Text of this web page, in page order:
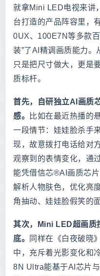
就拿Mini LED电视来讲
台打造的产品阵容里，
0UX、100E7N等多款
装”了AI精调画质能力。
只是把尺寸做大，更是
质标杆。
首先，自研独立AI画质
感。
比如在最近热播的
一段情节：娃娃脸杀手
现，故意拨打电话给对
观察到的表情变化，通
能凭借信芯®AI画质芯
解析人物肤色，优化亮
角抽动、娃娃脸假笑的
其次，Mini LED超画质
底。
同样在《白夜破晓
中，充斥着光影变化和
8N Ultra能基于AI芯片